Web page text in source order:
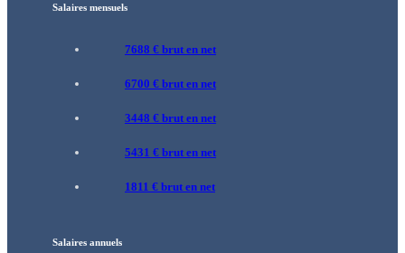
Salaires mensuels
7688 € brut en net
6700 € brut en net
3448 € brut en net
5431 € brut en net
1811 € brut en net
Salaires annuels